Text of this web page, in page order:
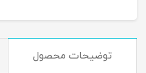
توضیحات محصول